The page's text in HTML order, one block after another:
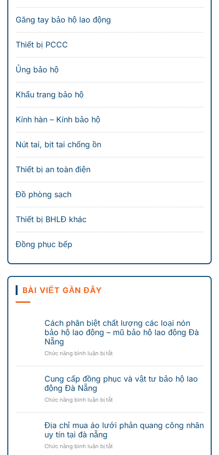
Găng tay bảo hộ lao động
Thiết bị PCCC
Ủng bảo hộ
Khẩu trang bảo hộ
Kính hàn – Kính bảo hộ
Nút tai, bịt tai chống ồn
Thiết bị an toàn điện
Đồ phòng sạch
Thiết bị BHLĐ khác
Đồng phục bếp
BÀI VIẾT GẦN ĐÂY
Cách phân biệt chất lượng các loại nón
bảo hộ lao động – mũ bảo hộ lao động Đà
Nẵng
Chức năng bình luận bị tắtở
biệt
các
bảo
lao
Cung cấp đồng phục và vật tư bảo hộ lao
động Đà Nẵng
Chức năng bình luận bị tắtở
đồng
vật
Địa chỉ mua áo lưới phản quang công nhân
uy tín tại đà nẵng
Chức năng bình luận bị tắtở